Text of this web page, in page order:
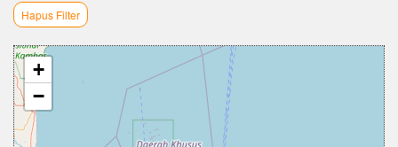
Hapus Filter
+
−